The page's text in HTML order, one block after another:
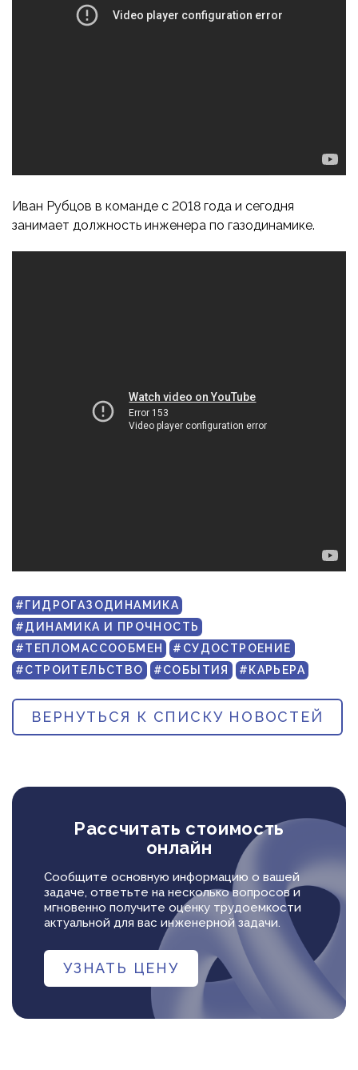
Иван Рубцов в команде с 2018 года и сегодня
занимает должность инженера по газодинамике.
#ГИДРОГАЗОДИНАМИКА
#ДИНАМИКА И ПРОЧНОСТЬ
#ТЕПЛОМАССООБМЕН
#СУДОСТРОЕНИЕ
#СТРОИТЕЛЬСТВО
#СОБЫТИЯ #КАРЬЕРА
ВЕРНУТЬСЯ К СПИСКУ НОВОСТЕЙ
Рассчитать стоимость
онлайн
Сообщите основную информацию о вашей
задаче, ответьте на несколько вопросов и
мгновенно получите оценку трудоемкости
актуальной для вас инженерной задачи.
УЗНАТЬ ЦЕНУ